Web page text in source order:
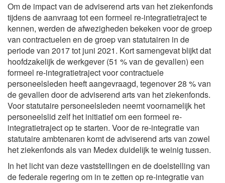
Om de impact van de adviserend arts van het ziekenfonds
tijdens de aanvraag tot een formeel re-integratietraject te
kennen, werden de afwezigheden bekeken voor de groep
van contractuelen en de groep van statutairen in de
periode van 2017 tot juni 2021. Kort samengevat blijkt dat
hoofdzakelijk de werkgever (51 % van de gevallen) een
formeel re-integratietraject voor contractuele
personeelsleden heeft aangevraagd, tegenover 28 % van
de gevallen door de adviserend arts van het ziekenfonds.
Voor statutaire personeelsleden neemt voornamelijk het
personeelslid zelf het initiatief om een formeel re-
integratietraject op te starten. Voor de re-integratie van
statutaire ambtenaren komt de adviserend arts van zowel
het ziekenfonds als van Medex duidelijk te weinig tussen.
In het licht van deze vaststellingen en de doelstelling van
de federale regering om in te zetten op re-integratie van